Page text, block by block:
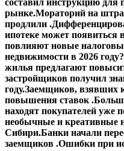
рынке.Мораторий на
продлили .
ипотеке может появиться
повлияют новые
недвижимости в 2026 году?
жилья предлагают
застройщиков получил
году.Заемщиков, взявших
повышения ставок .
находят покупателей уже
необычные и креативные
Сибири.Банки начали
заемщиков .Ошибки при